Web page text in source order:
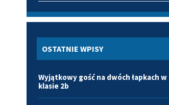
OSTATNIE WPISY
Wyjątkowy gość na dwóch łapkach w
klasie 2b